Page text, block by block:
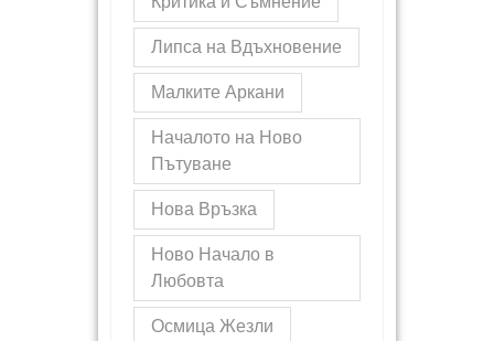
Липса на Вдъхновение
Малките Аркани
Началото на Ново
Пътуване
Нова Връзка
Ново Начало в
Любовта
Осмица Жезли